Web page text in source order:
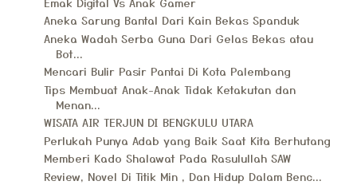
Aneka Sarung Bantal Dari Kain Bekas Spanduk
Aneka Wadah Serba Guna Dari Gelas Bekas atau
Bot...
Mencari Bulir Pasir Pantai Di Kota Palembang
Tips Membuat Anak-Anak Tidak Ketakutan dan
Menan...
WISATA AIR TERJUN DI BENGKULU UTARA
Perlukah Punya Adab yang Baik Saat Kita Berhutang
Memberi Kado Shalawat Pada Rasulullah SAW
Review, Novel Di Titik Min , Dan Hidup Dalam Benc...